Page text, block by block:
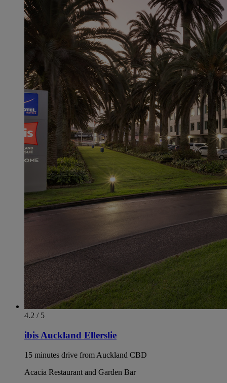
4.2 / 5
ibis Auckland Ellerslie
15 minutes drive from Auckland CBD
Acacia Restaurant and Garden Bar